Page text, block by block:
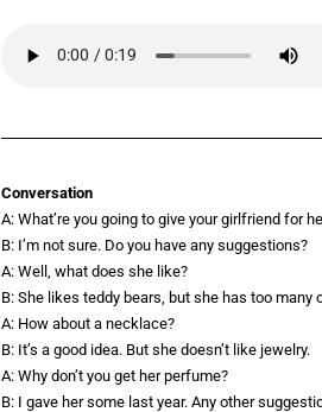
Conversation
A: What’re you going to give your girlfriend for
B: I’m not sure. Do you have any suggestions?
A: Well, what does she like?
B: She likes teddy bears, but she has too many
A: How about a necklace?
B: It’s a good idea. But she doesn’t like jewelry.
A: Why don’t you get her perfume?
B: I gave her some last year. Any other